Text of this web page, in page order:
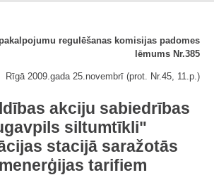
regulēšanas komisijas padomes
lēmums Nr.385
Rīgā 2009.gada 25.novembrī (prot. Nr.45, 11.p.)
akciju sabiedrības
siltumtīkli"
stacijā saražotās
tarifiem